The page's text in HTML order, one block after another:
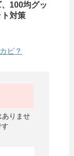
100均グッ
対策
ビ？
ありませ